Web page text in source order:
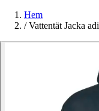
Hem
/ Vattentät Jacka